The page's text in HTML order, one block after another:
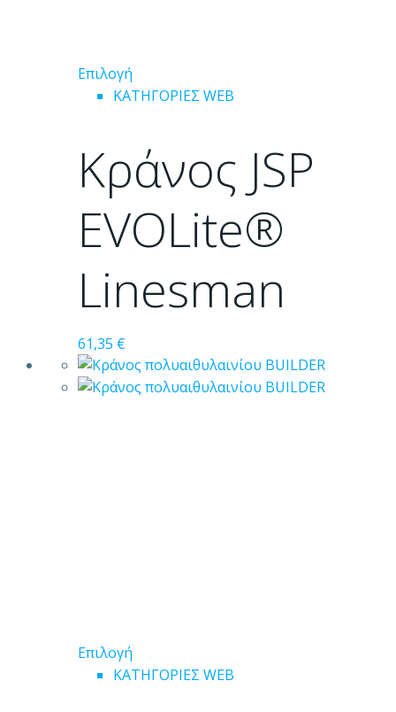
Επιλογή
το
πολλαπλές
παραλλαγές.
επιλογές
μπορούν
επιλεγούν
του
προϊόντος
ΚΑΤΗΓΟΡΙΕΣ WEB
Κράνος JSP
EVOLite®
Linesman
61,35 €
Επιλογή
το
ΚΑΤΗΓΟΡΙΕΣ WEB